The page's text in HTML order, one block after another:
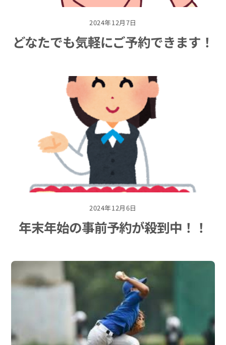
2024年12月7日
どなたでも気軽にご予約できます！
2024年12月6日
年末年始の事前予約が殺到中！！